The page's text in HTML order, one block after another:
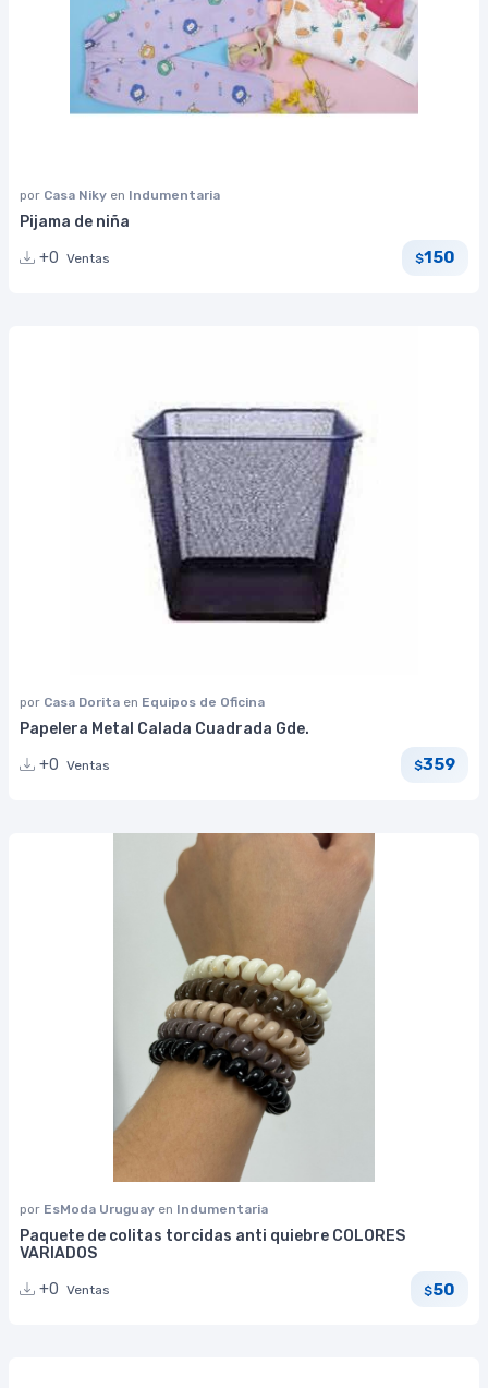
por Casa Niky en Indumentaria
Pijama de niña
+0 Ventas $150
por Casa Dorita en Equipos de Oficina
Papelera Metal Calada Cuadrada Gde.
+0 Ventas $359
por EsModa Uruguay en Indumentaria
Paquete de colitas torcidas anti quiebre COLORES
VARIADOS
+0 Ventas $50